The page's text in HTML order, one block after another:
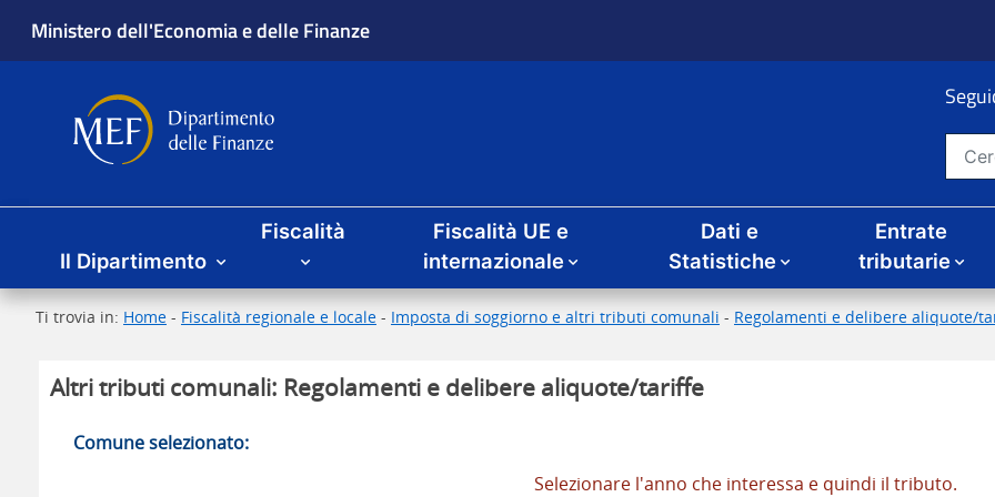
Ministero dell'Economia e delle Finanze
Dipartimento delle Finanze Cerca nel
Menu principale
Il Dipartimento
Fiscalità
Fiscalità UE e
internazionale
Dati e
Statistiche
Entrate
tributarie
Ti trovia in: Home - Fiscalità regionale e locale - Imposta di soggiorno e altri tributi comunali - Regolamenti e delibere aliquote/
Altri tributi comunali: Regolamenti e delibere aliquote/tariffe
Comune selezionato:
Selezionare l'anno che interessa e quindi il tributo.